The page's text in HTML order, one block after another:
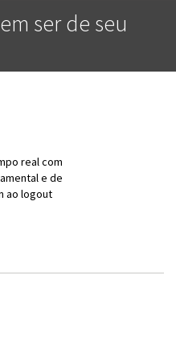
ser de seu
real com
e de
ao logout